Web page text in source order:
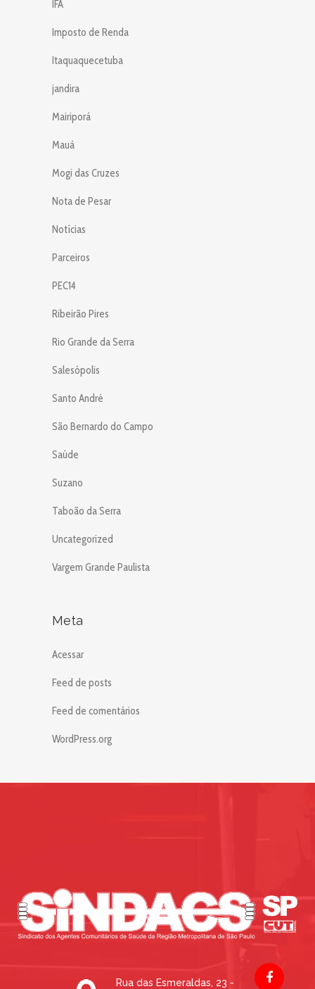
IFA
Imposto de Renda
Itaquaquecetuba
jandira
Mairiporá
Mauá
Mogi das Cruzes
Nota de Pesar
Notícias
Parceiros
PEC14
Ribeirão Pires
Rio Grande da Serra
Salesópolis
Santo André
São Bernardo do Campo
Saúde
Suzano
Taboão da Serra
Uncategorized
Vargem Grande Paulista
Meta
Acessar
Feed de posts
Feed de comentários
WordPress.org
Rua das Esmeraldas, 23 -